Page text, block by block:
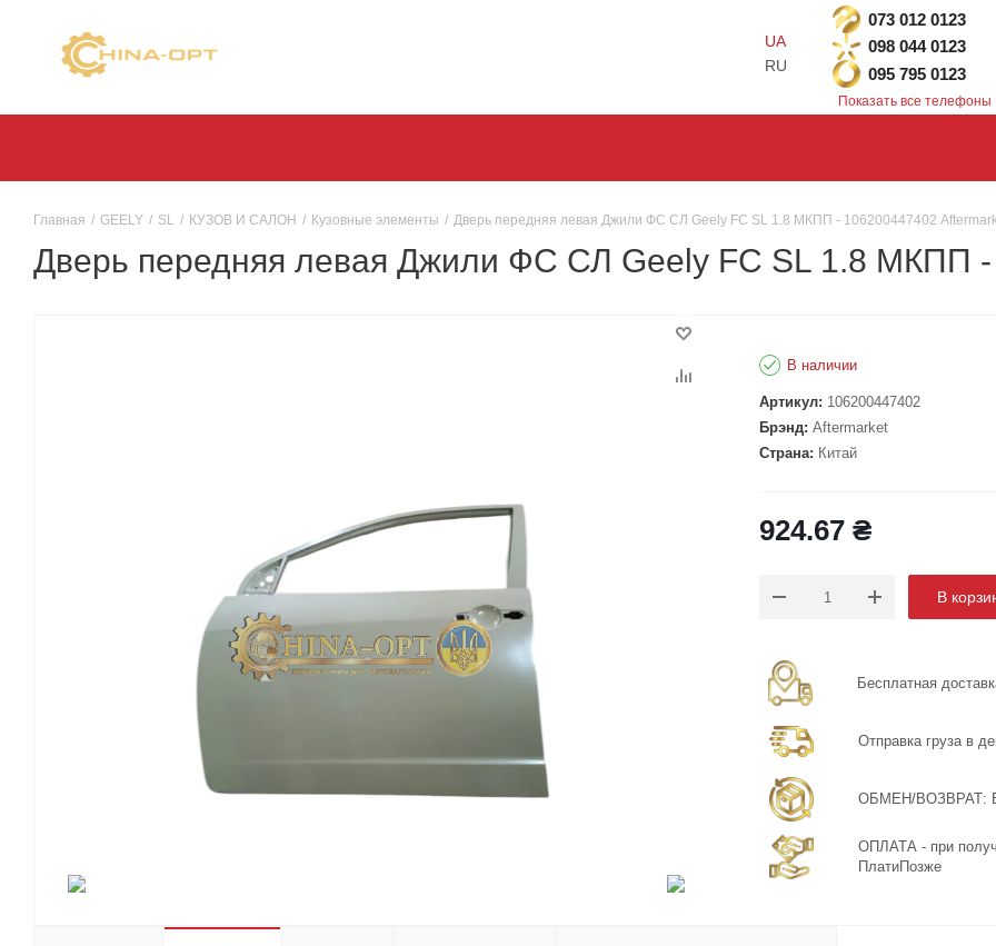
UA
RU
073 012 0123
098 044 0123
095 795 0123
Показать все телефоны
Главная / GEELY / SL / КУЗОВ И САЛОН / Кузовные элементы / Дверь передняя левая Джили ФС СЛ Geely FC SL 1.8 МКПП - 106200447402
Дверь передняя левая Джили ФС СЛ Geely FC SL 1.8 МКПП -
В наличии
Артикул: 106200447402
Брэнд: Aftermarket
Страна: Китай
924.67 ₴
В
Бесплатная
Отправка груза в
ОБМЕН/ВОЗВРАТ:
ОПЛАТА - при
ПлатиПозже